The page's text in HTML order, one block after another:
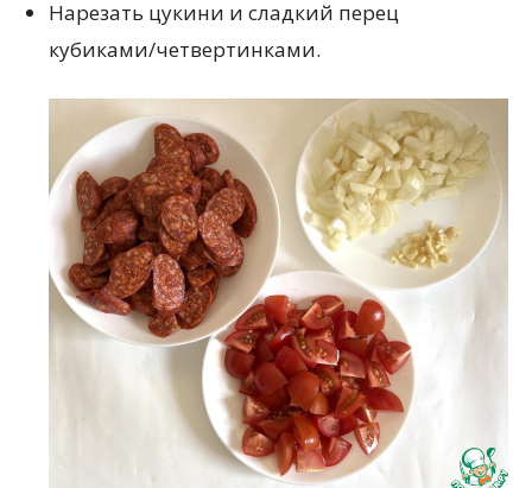
Нарезать цукини и сладкий перец
кубиками/четвертинками.